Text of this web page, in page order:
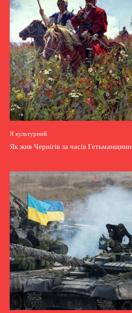
Я культурний
Як жив Чернігів за часів Гетьманщини